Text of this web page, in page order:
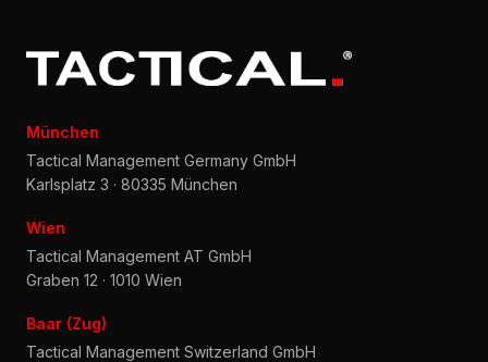
München
Tactical Management Germany GmbH
Karlsplatz 3 · 80335 München
Wien
Tactical Management AT GmbH
Graben 12 · 1010 Wien
Baar (Zug)
Tactical Management Switzerland GmbH